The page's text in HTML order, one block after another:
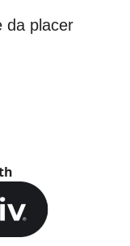
da placer